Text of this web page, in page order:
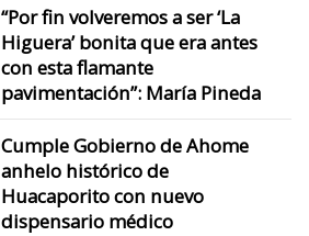
“Por fin volveremos a ser ‘La
Higuera’ bonita que era antes
con esta flamante
pavimentación”: María Pineda
Cumple Gobierno de Ahome
anhelo histórico de
Huacaporito con nuevo
dispensario médico